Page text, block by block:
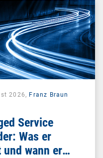
2026, Franz Braun
Service
Was er
und wann er